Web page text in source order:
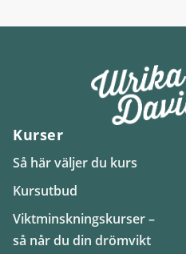
Kurser
Så här väljer du kurs
Kursutbud
Viktminskningskurser –
så når du din drömvikt